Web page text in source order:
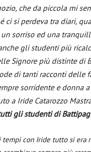
che da piccola mi
ci si perdeva tra diari,
sorriso ed una
gli studenti più
Signore più distinte di
di tanti racconti delle
sorridente e donna
a Iride Catarozzo
gli studenti di
con Iride tutto si era